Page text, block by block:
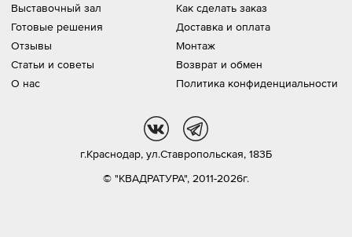
Выставочный зал
Готовые решения
Отзывы
Статьи и советы
О нас
Как сделать заказ
Доставка и оплата
Монтаж
Возврат и обмен
Политика конфиденциальности
© "КВАДРАТУРА", 2011-2026г.
г.Краснодар, ул.Ставропольская, 183Б
vk